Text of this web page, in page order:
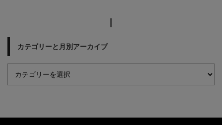
カテゴリーと月別アーカイブ